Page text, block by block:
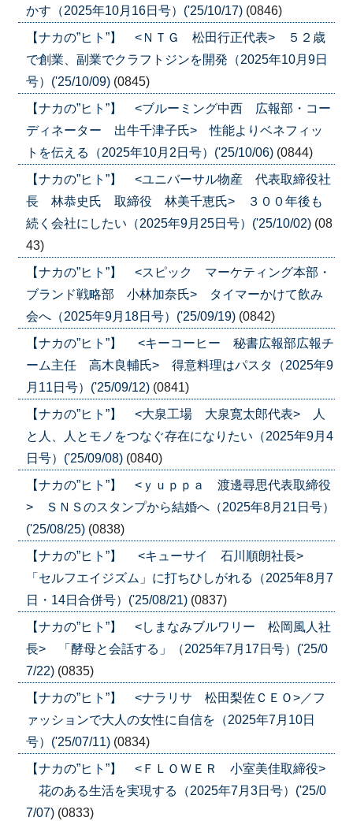
かす（2025年10月16日号）('25/10/17) (0846)
【ナカの”ヒト”】 <ＮＴＧ 松田行正代表> ５２歳
で創業、副業でクラフトジンを開発（2025年10月9日
号）('25/10/09) (0845)
【ナカの”ヒト”】 <ブルーミング中西 広報部・コー
ディネーター 出牛千津子氏> 性能よりベネフィッ
トを伝える（2025年10月2日号）('25/10/06) (0844)
【ナカの”ヒト”】 <ユニバーサル物産 代表取締役社
長 林恭史氏 取締役 林美千恵氏> ３００年後も
続く会社にしたい（2025年9月25日号）('25/10/02) (08
43)
【ナカの”ヒト”】 <スピック マーケティング本部・
ブランド戦略部 小林加奈氏> タイマーかけて飲み
会へ（2025年9月18日号）('25/09/19) (0842)
【ナカの”ヒト”】 <キーコーヒー 秘書広報部広報チ
ーム主任 高木良輔氏> 得意料理はパスタ（2025年9
月11日号）('25/09/12) (0841)
【ナカの”ヒト”】 <大泉工場 大泉寛太郎代表> 人
と人、人とモノをつなぐ存在になりたい（2025年9月4
日号）('25/09/08) (0840)
【ナカの”ヒト”】 <ｙｕｐｐａ 渡邊尋思代表取締役
> ＳＮＳのスタンプから結婚へ（2025年8月21日号）
('25/08/25) (0838)
【ナカの”ヒト”】 <キューサイ 石川順朗社長>
「セルフエイジズム」に打ちひしがれる（2025年8月7
日・14日合併号）('25/08/21) (0837)
【ナカの”ヒト”】 <しまなみブルワリー 松岡風人社
長> 「酵母と会話する」（2025年7月17日号）('25/0
7/22) (0835)
【ナカの”ヒト”】 <ナラリサ 松田梨佐ＣＥＯ>／フ
ァッションで大人の女性に自信を（2025年7月10日
号）('25/07/11) (0834)
【ナカの”ヒト”】 <ＦＬＯＷＥＲ 小室美佳取締役>
花のある生活を実現する（2025年7月3日号）('25/0
7/07) (0833)